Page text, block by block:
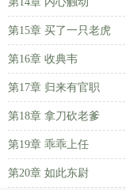
第15章 买了一只老虎
第16章 收典韦
第17章 归来有官职
第18章 拿刀砍老爹
第19章 乖乖上任
第20章 如此东尉